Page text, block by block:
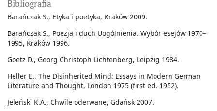
Bibliografia
Barańczak S., Etyka i poetyka, Kraków 2009.
Barańczak S., Poezja i duch Uogólnienia. Wybór esejów 1970–
1995, Kraków 1996.
Goetz D., Georg Christoph Lichtenberg, Leipzig 1984.
Heller E., The Disinherited Mind: Essays in Modern German
Literature and Thought, London 1975 (first ed. 1952).
Jeleński K.A., Chwile oderwane, Gdańsk 2007.